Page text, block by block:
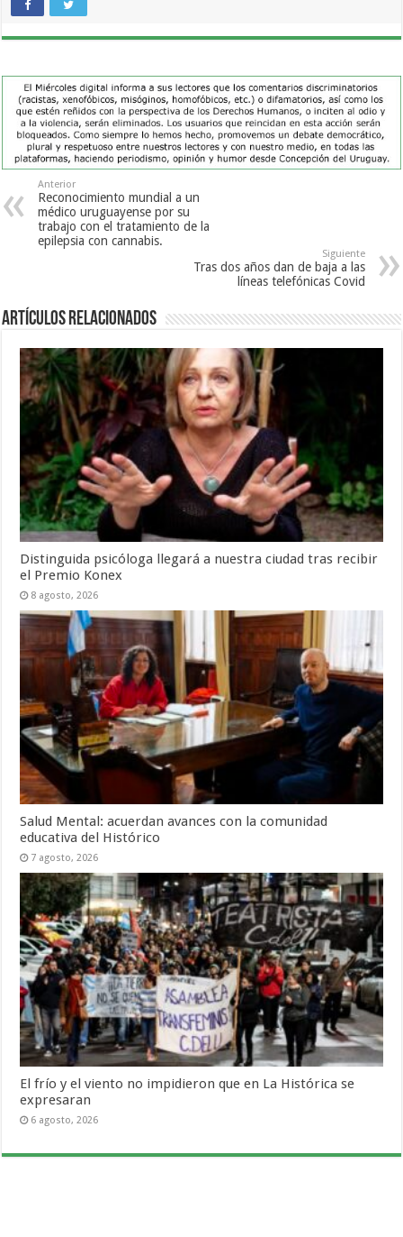
Anterior
Reconocimiento mundial a un
médico uruguayense por su
trabajo con el tratamiento de la
epilepsia con cannabis.
Siguiente
Tras dos años dan de baja a las
líneas telefónicas Covid
Artículos Relacionados
Distinguida psicóloga llegará a nuestra ciudad tras recibir
el Premio Konex
8 agosto, 2026
Salud Mental: acuerdan avances con la comunidad
educativa del Histórico
7 agosto, 2026
El frío y el viento no impidieron que en La Histórica se
expresaran
6 agosto, 2026